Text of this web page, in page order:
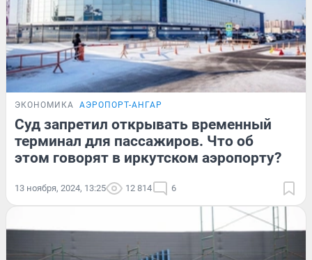
ЭКОНОМИКА АЭРОПОРТ-АНГАР
Суд запретил открывать временный
терминал для пассажиров. Что об
этом говорят в иркутском аэропорту?
13 ноября, 2024, 13:25 12 814 6